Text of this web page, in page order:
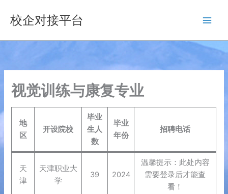
容
校企对接平台
视觉训练与康复专业
地
区
开设院校
毕业
生人
数
毕业
年份
招聘电话
天
津
天津职业大
学
39 2024
温馨提示：此处内容
需要登录后才能查
看！